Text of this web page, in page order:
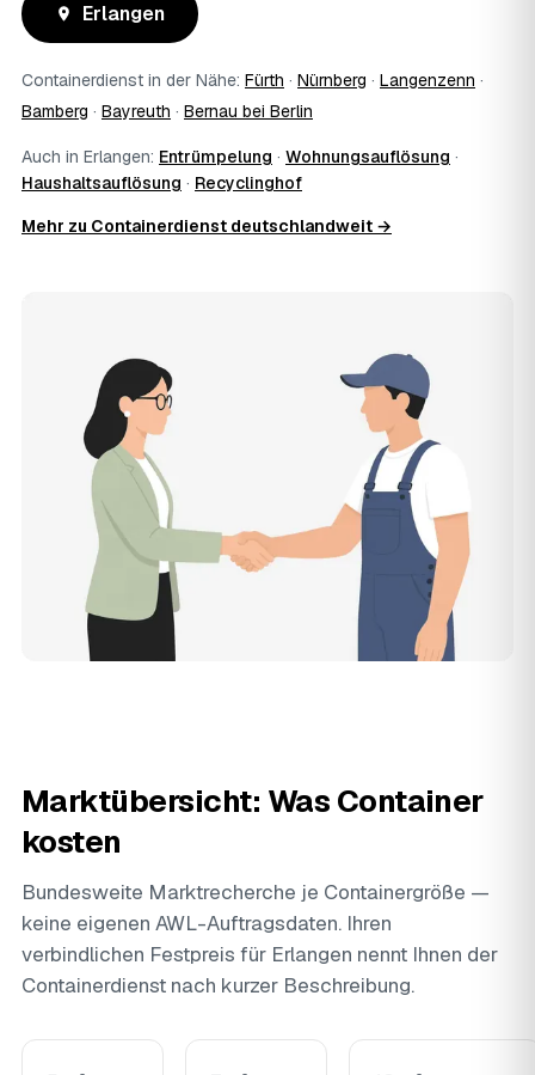
Erlangen
Containerdienst in der Nähe: Fürth · Nürnberg · Langenzenn ·
Bamberg · Bayreuth · Bernau bei Berlin
Auch in Erlangen: Entrümpelung · Wohnungsauflösung ·
Haushaltsauflösung · Recyclinghof
Mehr zu Containerdienst deutschlandweit →
Marktübersicht: Was Container
kosten
Bundesweite Marktrecherche je Containergröße —
keine eigenen AWL-Auftragsdaten. Ihren
verbindlichen Festpreis für Erlangen nennt Ihnen der
Containerdienst nach kurzer Beschreibung.